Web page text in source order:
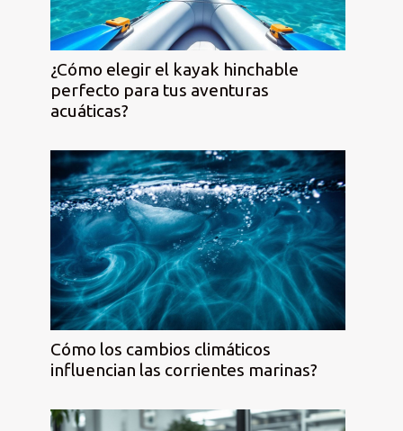
¿Cómo elegir el kayak hinchable
perfecto para tus aventuras
acuáticas?
Cómo los cambios climáticos
influencian las corrientes marinas?